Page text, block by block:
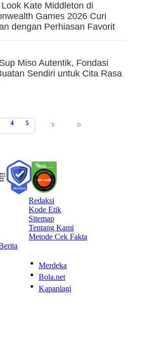
Kate Middleton di
Games 2026 Curi
dengan Perhiasan Favorit
Miso Autentik, Fondasi
Sendiri untuk Cita Rasa
4 5
Redaksi
Kode Etik
Sitemap
Tentang Kami
Metode Cek Fakta
Merdeka
Bola.net
Kapanlagi